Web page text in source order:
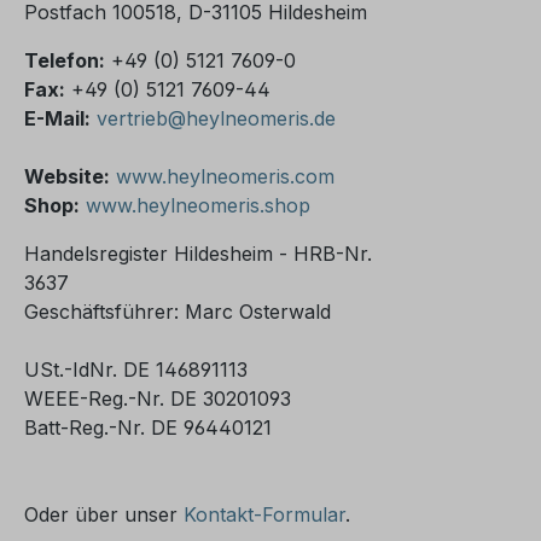
Postfach 100518, D-31105 Hildesheim
Telefon: +49 (0) 5121 7609-0
Fax: +49 (0) 5121 7609-44
E-Mail: vertrieb@heylneomeris.de
Website: www.heylneomeris.com
Shop: www.heylneomeris.shop
Handelsregister Hildesheim - HRB-Nr.
3637
Geschäftsführer: Marc Osterwald
USt.-IdNr. DE 146891113
WEEE-Reg.-Nr. DE 30201093
Batt-Reg.-Nr. DE 96440121
Oder über unser Kontakt-Formular.